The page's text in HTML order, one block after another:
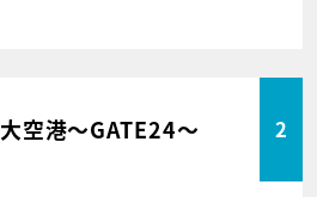
大空港～GATE24～ 2